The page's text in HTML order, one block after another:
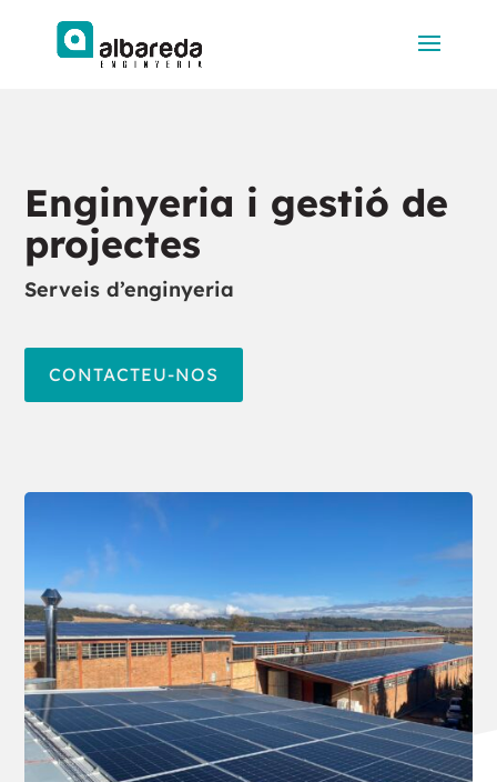
Enginyeria i gestió de
projectes
Serveis d’enginyeria
CONTACTEU-NOS